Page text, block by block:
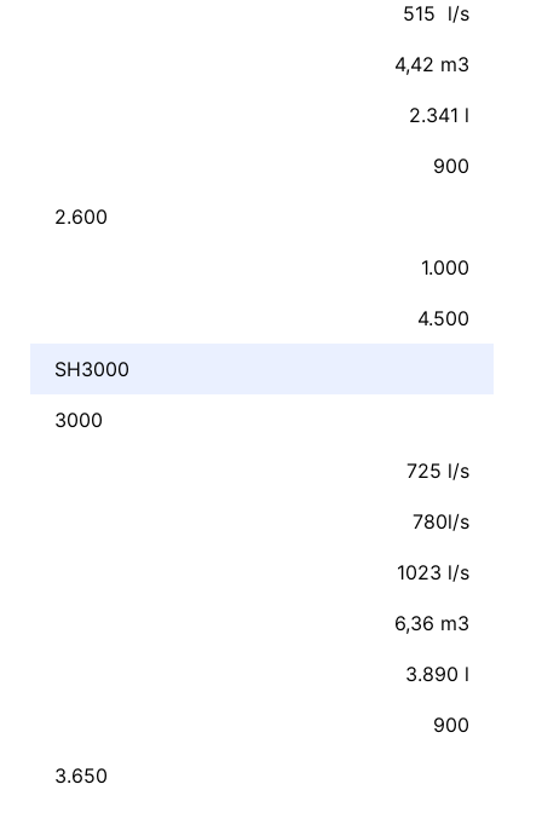
515 l/s
4,42 m3
2.341 l
900
2.600
1.000
4.500
SH3000
3000
725 l/s
780l/s
1023 l/s
6,36 m3
3.890 l
900
3.650